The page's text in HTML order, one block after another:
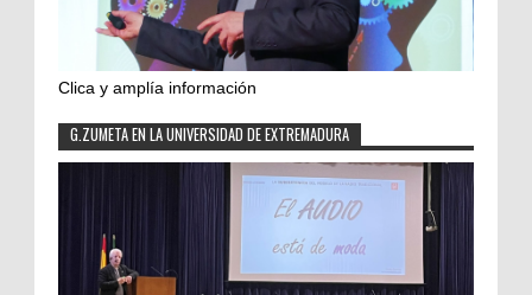
Clica y amplía información
G.ZUMETA EN LA UNIVERSIDAD DE EXTREMADURA